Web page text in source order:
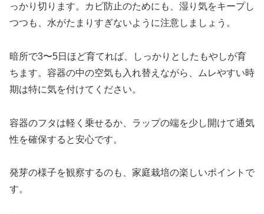
っかり切ります。カビ防止のためにも、湿り気をキープし
つつも、水がたまりすぎないように注意しましょう。
暗所で3〜5日ほど育てれば、しっかりとしたもやしが育
ちます。容器の中の空気も入れ替えながら、ムレやすい時
期は特に気を付けてください。
容器のフタは軽く乗せるか、ラップの端を少し開けて通気
性を確保すると安心です。
発芽の様子を観察するのも、家庭栽培の楽しいポイントで
す。